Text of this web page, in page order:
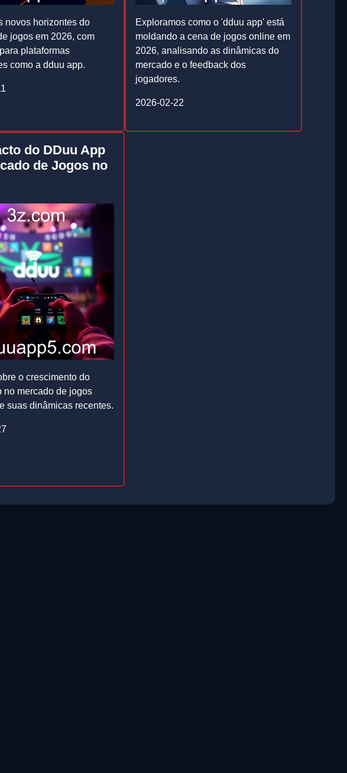
novos horizontes do
jogos em 2026, com
plataformas
como a dduu app.
Exploramos como o 'dduu app' está
moldando a cena de jogos online em
2026, analisando as dinâmicas do
mercado e o feedback dos
jogadores.
2026-02-22
do DDuu App
de Jogos no
o crescimento do
no mercado de jogos
suas dinâmicas recentes.